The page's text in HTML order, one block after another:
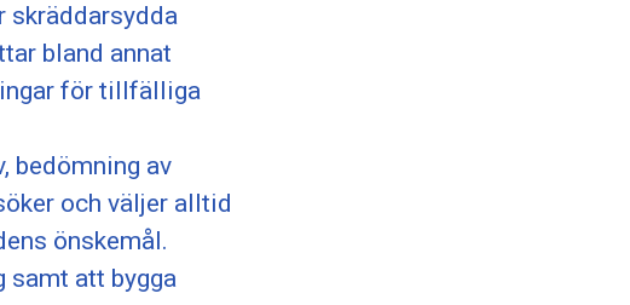
skräddarsydda
bland annat
för tillfälliga
bedömning av
och väljer alltid
önskemål.
samt att bygga